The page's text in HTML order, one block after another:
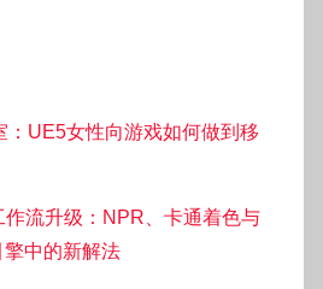
：UE5女性向游戏如何做到移
作流升级：NPR、卡通着色与
擎中的新解法